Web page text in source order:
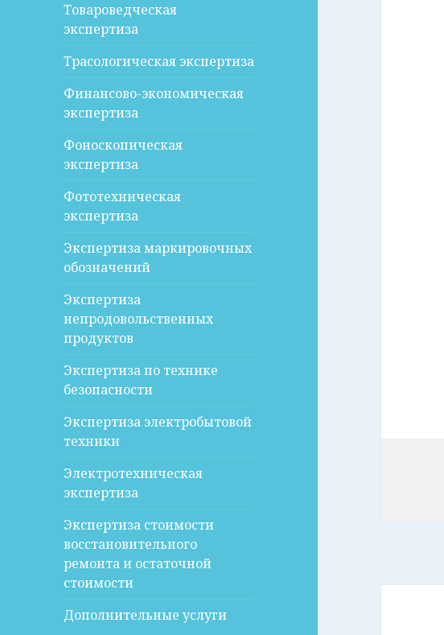
Товароведческая
экспертиза
Трасологическая экспертиза
Финансово-экономическая
экспертиза
Фоноскопическая
экспертиза
Фототехническая
экспертиза
Экспертиза маркировочных
обозначений
Экспертиза
непродовольственных
продуктов
Экспертиза по технике
безопасности
Экспертиза электробытовой
техники
Электротехническая
экспертиза
Экспертиза стоимости
восстановительного
ремонта и остаточной
стоимости
Дополнительные услуги